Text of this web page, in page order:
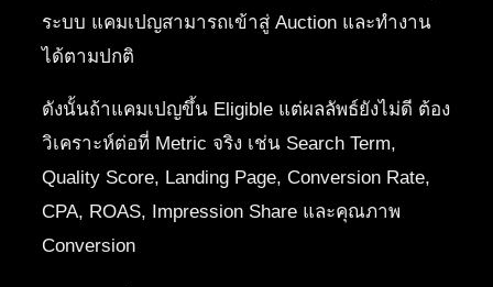
ระบบ แคมเปญสามารถเข้าสู่ Auction และทำงาน
ได้ตามปกติ
ดังนั้นถ้าแคมเปญขึ้น Eligible แต่ผลลัพธ์ยังไม่ดี ต้อง
วิเคราะห์ต่อที่ Metric จริง เช่น Search Term,
Quality Score, Landing Page, Conversion Rate,
CPA, ROAS, Impression Share และคุณภาพ
Conversion